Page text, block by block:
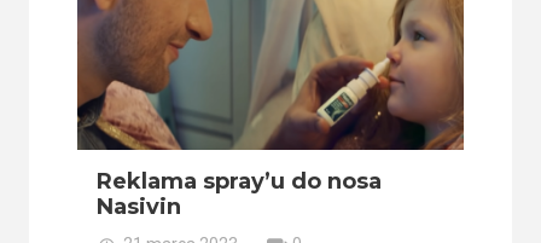
Reklama spray’u do nosa
Nasivin